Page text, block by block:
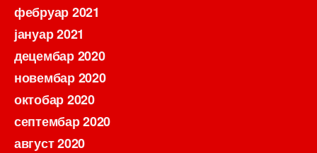
фебруар 2021
јануар 2021
децембар 2020
новембар 2020
октобар 2020
септембар 2020
август 2020